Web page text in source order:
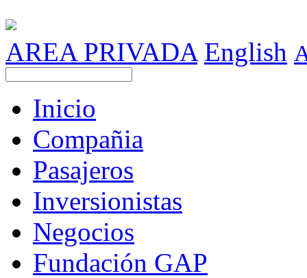
AREA PRIVADA English
Inicio
Compañia
Pasajeros
Inversionistas
Negocios
Fundación GAP